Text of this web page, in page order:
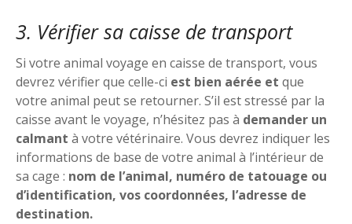
3. Vérifier sa caisse de transport
Si votre animal voyage en caisse de transport, vous
devrez vérifier que celle-ci est bien aérée et que
votre animal peut se retourner. S’il est stressé par la
caisse avant le voyage, n’hésitez pas à demander un
calmant à votre vétérinaire. Vous devrez indiquer les
informations de base de votre animal à l’intérieur de
sa cage : nom de l’animal, numéro de tatouage ou
d’identification, vos coordonnées, l’adresse de
destination.